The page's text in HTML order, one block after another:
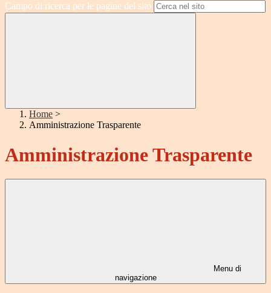
Campo di ricerca per le pagine del sito
Home >
Amministrazione Trasparente
Amministrazione Trasparente
Menu di
navigazione